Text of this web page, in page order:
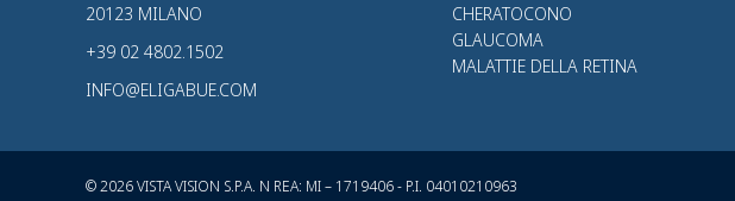
20123 MILANO
+39 02 4802.1502
INFO@ELIGABUE.COM
CHERATOCONO
GLAUCOMA
MALATTIE DELLA RETINA
© 2026 VISTA VISION S.P.A. N REA: MI – 1719406 - P.I. 04010210963